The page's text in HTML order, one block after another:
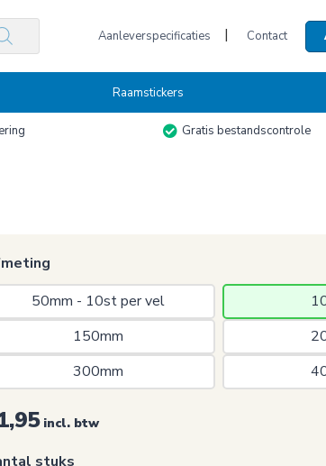
Aanleverspecificaties Contact
Raamstickers
Gratis bestandscontrole
50mm - 10st per vel
150mm
300mm
incl. btw
stuks